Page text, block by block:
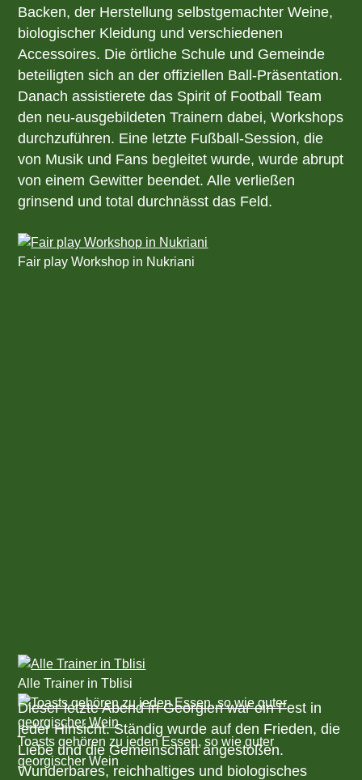
Backen, der Herstellung selbstgemachter Weine,
biologischer Kleidung und verschiedenen
Accessoires. Die örtliche Schule und Gemeinde
beteiligten sich an der offiziellen Ball-Präsentation.
Danach assistierete das Spirit of Football Team
den neu-ausgebildeten Trainern dabei, Workshops
durchzuführen. Eine letzte Fußball-Session, die
von Musik und Fans begleitet wurde, wurde abrupt
von einem Gewitter beendet. Alle verließen
grinsend und total durchnässt das Feld.
Fair play Workshop in Nukriani
Alle Trainer in Tblisi
Toasts gehören zu jeden Essen, so wie guter
georgischer Wein
Dieser letzte Abend in Georgien war ein Fest in
jeder Hinsicht. Ständig wurde auf den Frieden, die
Liebe und die Gemeinschaft angestoßen.
Wunderbares, reichhaltiges und biologisches